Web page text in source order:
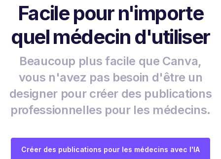
Facile pour n'importe
quel médecin d'utiliser
Beaucoup plus facile que Canva,
vous n'avez pas besoin d'être un
designer pour créer des publications
professionnelles pour les médecins.
Créer des publications pour les médecins avec l'IA